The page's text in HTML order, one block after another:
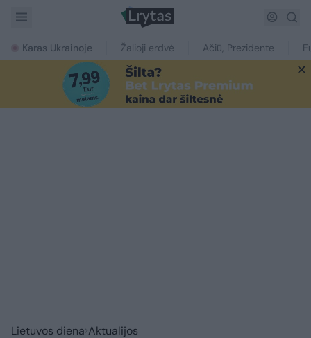
Karas Ukrainoje Žalioji erdvė Ačiū, Prezidente
Lietuvos diena Aktualijos